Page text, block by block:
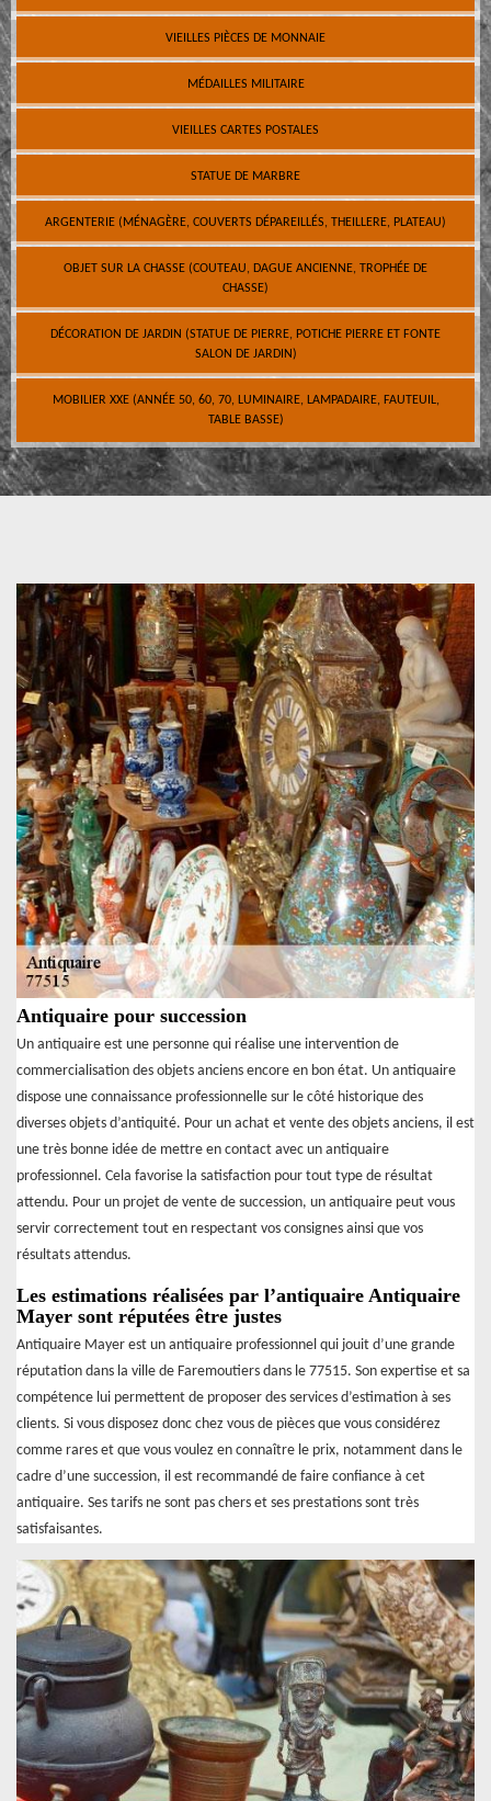
VIEILLES PIÈCES DE MONNAIE
MÉDAILLES MILITAIRE
VIEILLES CARTES POSTALES
STATUE DE MARBRE
ARGENTERIE (MÉNAGÈRE, COUVERTS DÉPAREILLÉS, THEILLERE, PLATEAU)
OBJET SUR LA CHASSE (COUTEAU, DAGUE ANCIENNE, TROPHÉE DE
CHASSE)
DÉCORATION DE JARDIN (STATUE DE PIERRE, POTICHE PIERRE ET FONTE
SALON DE JARDIN)
MOBILIER XXE (ANNÉE 50, 60, 70, LUMINAIRE, LAMPADAIRE, FAUTEUIL,
TABLE BASSE)
Antiquaire pour succession
Un antiquaire est une personne qui réalise une intervention de
commercialisation des objets anciens encore en bon état. Un antiquaire
dispose une connaissance professionnelle sur le côté historique des
diverses objets d’antiquité. Pour un achat et vente des objets anciens, il est
une très bonne idée de mettre en contact avec un antiquaire
professionnel. Cela favorise la satisfaction pour tout type de résultat
attendu. Pour un projet de vente de succession, un antiquaire peut vous
servir correctement tout en respectant vos consignes ainsi que vos
résultats attendus.
Les estimations réalisées par l’antiquaire Antiquaire
Mayer sont réputées être justes
Antiquaire Mayer est un antiquaire professionnel qui jouit d’une grande
réputation dans la ville de Faremoutiers dans le 77515. Son expertise et sa
compétence lui permettent de proposer des services d’estimation à ses
clients. Si vous disposez donc chez vous de pièces que vous considérez
comme rares et que vous voulez en connaître le prix, notamment dans le
cadre d’une succession, il est recommandé de faire confiance à cet
antiquaire. Ses tarifs ne sont pas chers et ses prestations sont très
satisfaisantes.